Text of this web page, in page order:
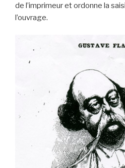
de l’imprimeur et ordonne la
l’ouvrage.